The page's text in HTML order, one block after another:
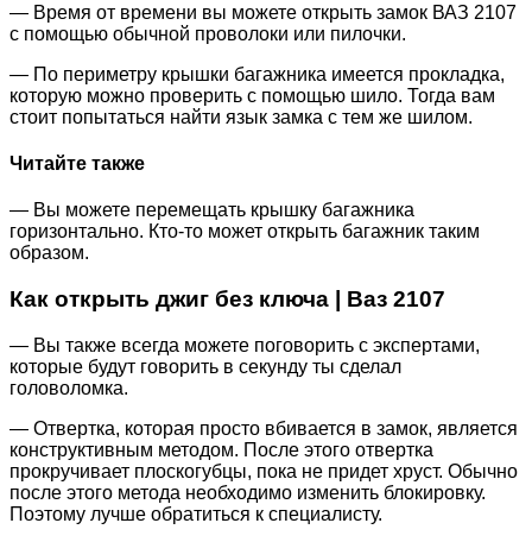
— Время от времени вы можете открыть замок ВАЗ 2107
с помощью обычной проволоки или пилочки.
— По периметру крышки багажника имеется прокладка,
которую можно проверить с помощью шило. Тогда вам
стоит попытаться найти язык замка с тем же шилом.
Читайте также
— Вы можете перемещать крышку багажника
горизонтально. Кто-то может открыть багажник таким
образом.
Как открыть джиг без ключа | Ваз 2107
— Вы также всегда можете поговорить с экспертами,
которые будут говорить в секунду ты сделал
головоломка.
— Отвертка, которая просто вбивается в замок, является
конструктивным методом. После этого отвертка
прокручивает плоскогубцы, пока не придет хруст. Обычно
после этого метода необходимо изменить блокировку.
Поэтому лучше обратиться к специалисту.